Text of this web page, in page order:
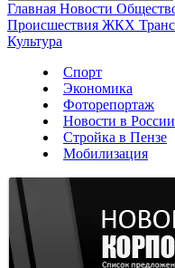
Главная Новости
Происшествия ЖКХ
Культура
Спорт
Экономика
Фоторепортаж
Новости в России
Стройка в Пензе
Мобилизация